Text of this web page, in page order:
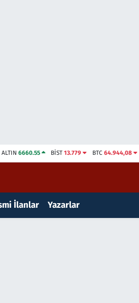
ALTIN 6660.55 BİST13.779 BTC 64.944,08
İlanlar Yazarlar